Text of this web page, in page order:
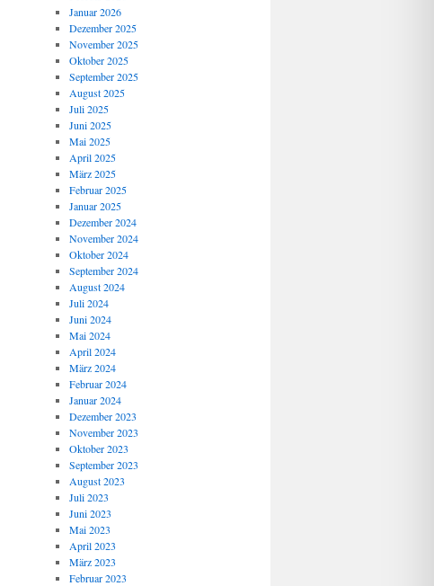
Januar 2026
Dezember 2025
November 2025
Oktober 2025
September 2025
August 2025
Juli 2025
Juni 2025
Mai 2025
April 2025
März 2025
Februar 2025
Januar 2025
Dezember 2024
November 2024
Oktober 2024
September 2024
August 2024
Juli 2024
Juni 2024
Mai 2024
April 2024
März 2024
Februar 2024
Januar 2024
Dezember 2023
November 2023
Oktober 2023
September 2023
August 2023
Juli 2023
Juni 2023
Mai 2023
April 2023
März 2023
Februar 2023